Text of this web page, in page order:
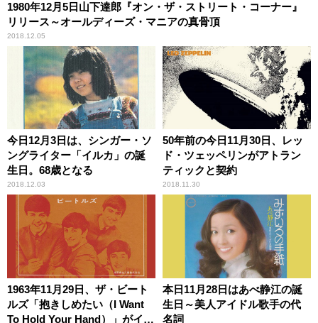
1980年12月5日山下達郎『オン・ザ・ストリート・コーナー』
リリース～オールディーズ・マニアの真骨頂
2018.12.05
今日12月3日は、シンガー・ソ
ングライター「イルカ」の誕
生日。68歳となる
2018.12.03
50年前の今日11月30日、レッ
ド・ツェッペリンがアトラン
ティックと契約
2018.11.30
1963年11月29日、ザ・ビート
ルズ「抱きしめたい（I Want
To Hold Your Hand）」がイギ
本日11月28日はあべ静江の誕
生日～美人アイドル歌手の代
名詞